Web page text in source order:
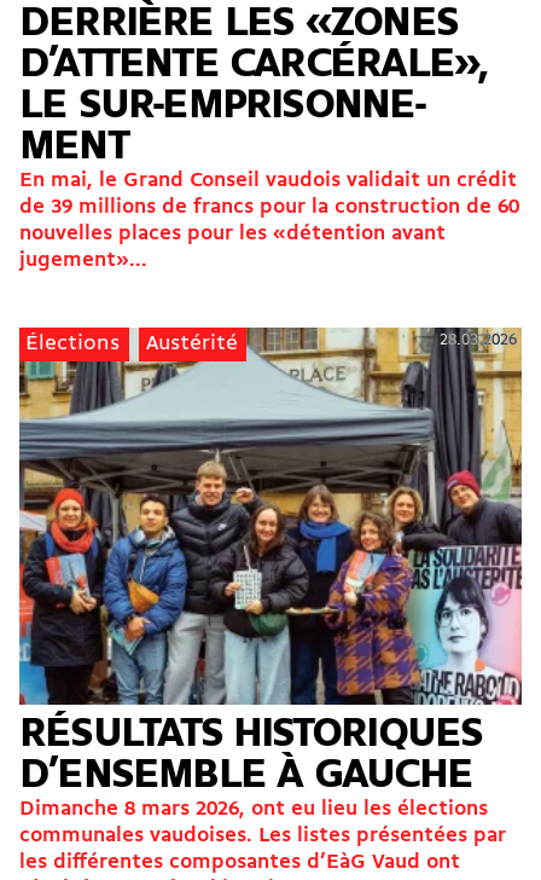
DERRIÈRE LES «ZONES
D’ATTENTE CARCÉRALE»,
LE SUR-EMPRI­SON­NE­
MENT
En mai, le Grand Conseil vaudois validait un crédit
de 39 millions de francs pour la construction de 60
nouvelles places pour les «détention avant
jugement»...
Élections Austérité 28.03.2026
RÉSULTATS HISTORIQUES
D’ENSEMBLE À GAUCHE
Dimanche 8 mars 2026, ont eu lieu les élections
communales vaudoises. Les listes présentées par
les différentes composantes d’EàG Vaud ont